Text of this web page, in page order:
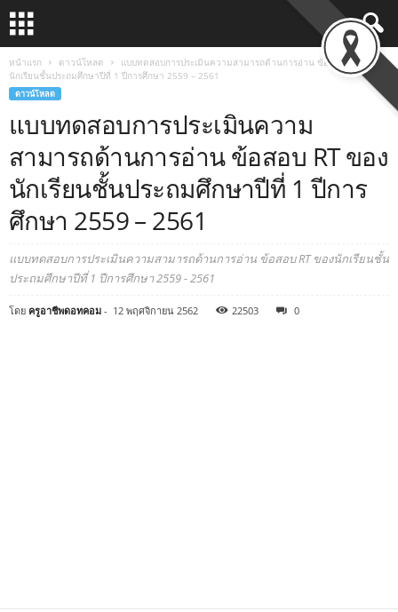
หน้าแรก ดาวน์โหลด
แบบทดสอบการประเมินความสามารถด้านการอ่าน ข้อสอบ RT ของ
นักเรียนชั้นประถมศึกษาปีที่ 1 ปีการศึกษา 2559 – 2561
ดาวน์โหลด
แบบทดสอบการประเมินความ
สามารถด้านการอ่าน ข้อสอบ RT ของ
นักเรียนชั้นประถมศึกษาปีที่ 1 ปีการ
ศึกษา 2559 – 2561
แบบทดสอบการประเมินความสามารถด้านการอ่าน ข้อสอบ RT ของนักเรียนชั้น
ประถมศึกษาปีที่ 1 ปีการศึกษา 2559 - 2561
โดย ครูอาชีพดอทคอม - 12 พฤศจิกายน 2562 22503 0